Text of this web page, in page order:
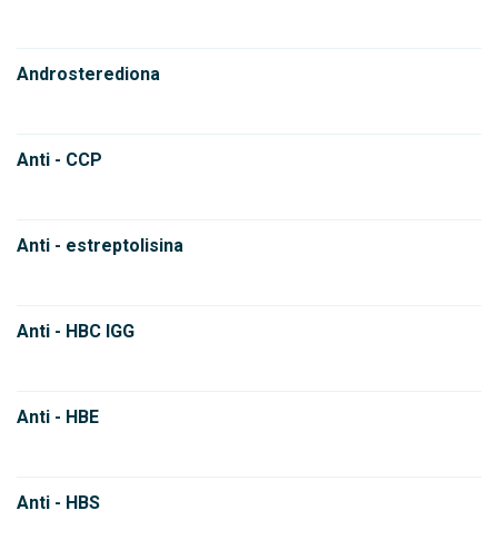
Androsterediona
Anti - CCP
Anti - estreptolisina
Anti - HBC IGG
Anti - HBE
Anti - HBS